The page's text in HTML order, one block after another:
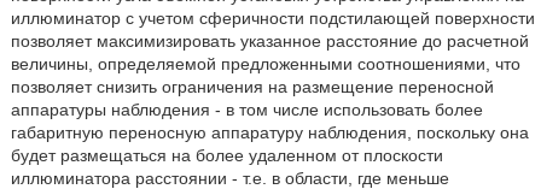
иллюминатор с учетом сферичности подстилающей поверхности
позволяет максимизировать указанное расстояние до расчетной
величины, определяемой предложенными соотношениями, что
позволяет снизить ограничения на размещение переносной
аппаратуры наблюдения - в том числе использовать более
габаритную переносную аппаратуру наблюдения, поскольку она
будет размещаться на более удаленном от плоскости
иллюминатора расстоянии - т.е. в области, где меньше